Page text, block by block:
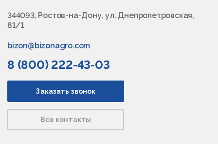
344093, Ростов-на-Дону, ул. Днепропетровская,
81/1
bizon@bizonagro.com
8 (800) 222-43-03
Заказать звонок
Все контакты